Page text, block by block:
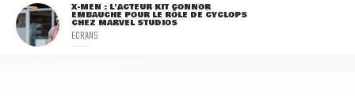
X-MEN : L'ACTEUR KIT CONNOR
EMBAUCHÉ POUR LE RÔLE DE CYCLOPS
CHEZ MARVEL STUDIOS
ECRANS